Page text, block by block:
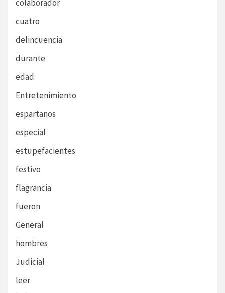
colaborador
cuatro
delincuencia
durante
edad
Entretenimiento
espartanos
especial
estupefacientes
festivo
flagrancia
fueron
General
hombres
Judicial
leer